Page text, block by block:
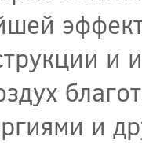
и
и